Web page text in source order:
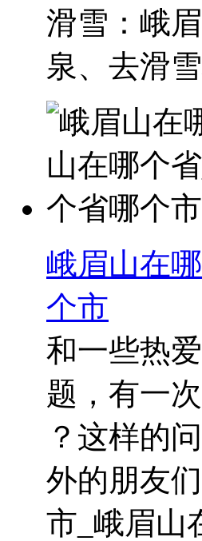
滑雪：峨
泉、去滑
峨眉山在
个市
和一些热
题，有一
？这样的
外的朋友
市_峨眉山